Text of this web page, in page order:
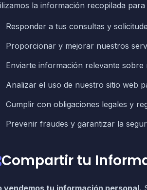
la información recopilada
Responder a tus consultas y
Proporcionar y mejorar nuestros
Enviarte información relevante
Analizar el uso de nuestro sitio web
Cumplir con obligaciones legales y
Prevenir fraudes y garantizar la
Compartir tu
vendemos tu información personal.